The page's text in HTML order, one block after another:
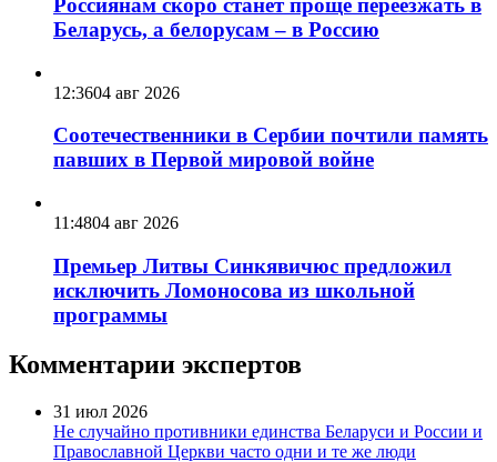
Россиянам скоро станет проще переезжать в
Беларусь, а белорусам – в Россию
12:3604 авг 2026
Соотечественники в Сербии почтили память
павших в Первой мировой войне
11:4804 авг 2026
Премьер Литвы Синкявичюс предложил
исключить Ломоносова из школьной
программы
Комментарии экспертов
31 июл 2026
Не случайно противники единства Беларуси и России и
Православной Церкви часто одни и те же люди